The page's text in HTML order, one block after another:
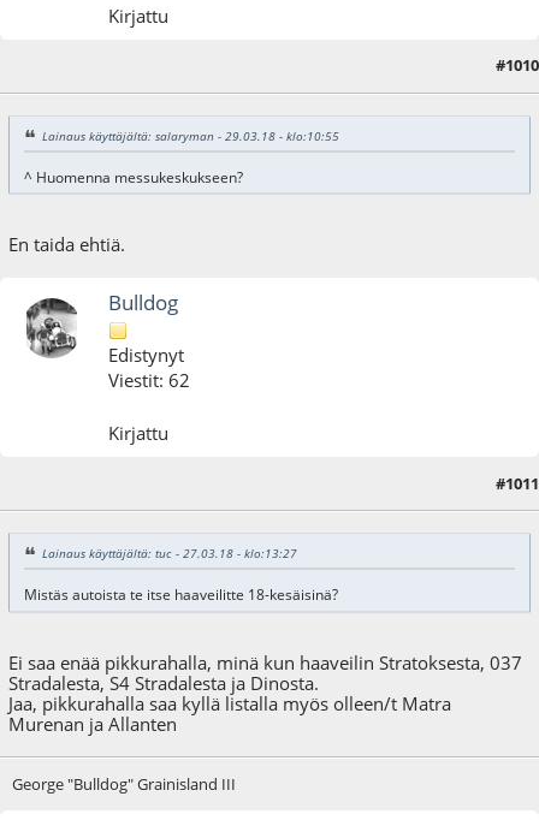
Kirjattu
#1010
Lainaus käyttäjältä: salaryman - 29.03.18 - klo:10:55
^ Huomenna messukeskukseen?
En taida ehtiä.
Bulldog
Edistynyt
Viestit: 62
Kirjattu
#1011
Lainaus käyttäjältä: tuc - 27.03.18 - klo:13:27
Mistäs autoista te itse haaveilitte 18-kesäisinä?
Ei saa enää pikkurahalla, minä kun haaveilin Stratoksesta, 037
Stradalesta, S4 Stradalesta ja Dinosta.
Jaa, pikkurahalla saa kyllä listalla myös olleen/t Matra
Murenan ja Allanten
George "Bulldog" Grainisland III